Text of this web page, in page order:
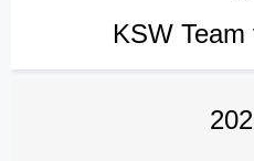
KSW